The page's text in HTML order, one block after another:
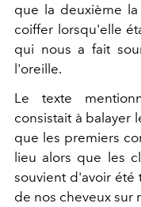
que la deuxième
coiffer lorsqu'elle
qui nous a fait
l'oreille.
Le texte
consistait à balayer
que les premiers
lieu alors que les
souvient d'avoir
de nos cheveux sur